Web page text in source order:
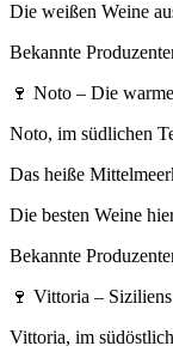
Die weißen Weine
Bekannte
🍷 Noto – Die
Noto, im südlichen
Das heiße
Die besten Weine
Bekannte
🍷 Vittoria –
Vittoria, im